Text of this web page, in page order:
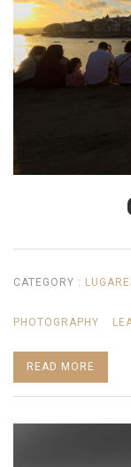
CATEGORY :
PHOTOGRAPHY
READ MORE